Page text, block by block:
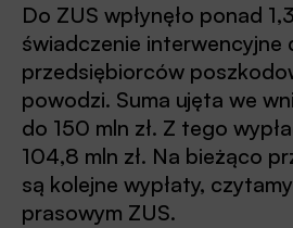
Do ZUS wpłynęło ponad
świadczenie interwencyjne
przedsiębiorców
powodzi. Suma ujęta we
do 150 mln zł. Z tego
104,8 mln zł. Na bieżąco
są kolejne wypłaty,
prasowym ZUS.